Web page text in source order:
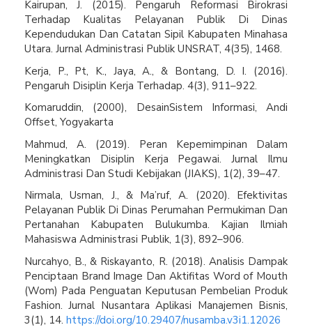
Kairupan, J. (2015). Pengaruh Reformasi Birokrasi
Terhadap Kualitas Pelayanan Publik Di Dinas
Kependudukan Dan Catatan Sipil Kabupaten Minahasa
Utara. Jurnal Administrasi Publik UNSRAT, 4(35), 1468.
Kerja, P., Pt, K., Jaya, A., & Bontang, D. I. (2016).
Pengaruh Disiplin Kerja Terhadap. 4(3), 911–922.
Komaruddin, (2000), DesainSistem Informasi, Andi
Offset, Yogyakarta
Mahmud, A. (2019). Peran Kepemimpinan Dalam
Meningkatkan Disiplin Kerja Pegawai. Jurnal Ilmu
Administrasi Dan Studi Kebijakan (JIAKS), 1(2), 39–47.
Nirmala, Usman, J., & Ma’ruf, A. (2020). Efektivitas
Pelayanan Publik Di Dinas Perumahan Permukiman Dan
Pertanahan Kabupaten Bulukumba. Kajian Ilmiah
Mahasiswa Administrasi Publik, 1(3), 892–906.
Nurcahyo, B., & Riskayanto, R. (2018). Analisis Dampak
Penciptaan Brand Image Dan Aktifitas Word of Mouth
(Wom) Pada Penguatan Keputusan Pembelian Produk
Fashion. Jurnal Nusantara Aplikasi Manajemen Bisnis,
3(1), 14. https://doi.org/10.29407/nusamba.v3i1.12026